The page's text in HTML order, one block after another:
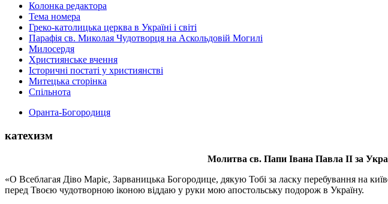
Колонка редактора
Тема номера
Греко-католицька церква в Україні і світі
Парафія св. Миколая Чудотворця на Аскольдовій Могилі
Милосердя
Християнське вчення
Історичні постаті у християнстві
Митецька сторінка
Спільнота
Оранта-Богородиця
катехизм
Молитва св. Папи Івана Павла ІІ за
«О Всеблагая Діво Маріє, Зарваницька Богородице, дякую Тобі за ласку перебування на
перед Твоєю чудотворною іконою віддаю у руки мою апостольську подорож в Україну.